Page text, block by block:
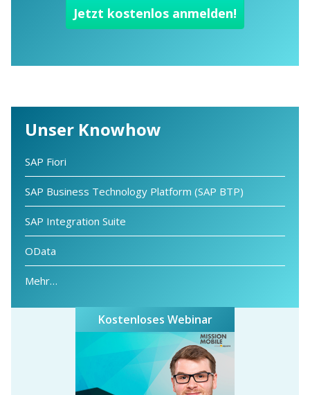
Unser Knowhow
SAP Fiori
SAP Business Technology Platform (SAP BTP)
SAP Integration Suite
OData
Mehr…
Kostenloses Webinar